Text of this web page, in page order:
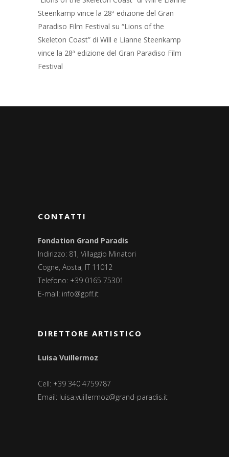
Steenkamp vince la 28ª edizione del Gran
Paradiso Film Festival su “Lions of the
Skeleton Coast” di Will e Lianne Steenkamp
vince la 28ª edizione del Gran Paradiso Film
Festival
CONTATTI
Fondation Grand Paradis
Indirizzo: 81, Villaggio Minatori
Cogne, Aosta, IT 11012
Telefono: +39 0165 75301
E-mail: info@gpff.it
DIRETTORE ARTISTICO
Luisa Vuillermoz
Cell: +39 340 4759787
Email: luisa.vuillermoz@grand-paradis.it